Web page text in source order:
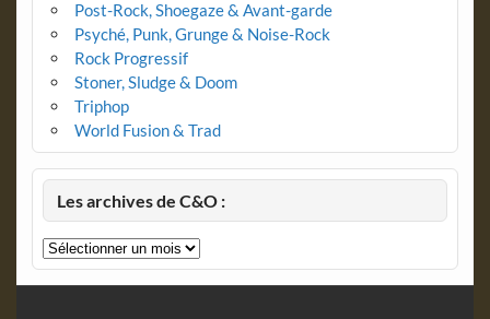
Post-Rock, Shoegaze & Avant-garde
Psyché, Punk, Grunge & Noise-Rock
Rock Progressif
Stoner, Sludge & Doom
Triphop
World Fusion & Trad
Les archives de C&O :
Les
archives